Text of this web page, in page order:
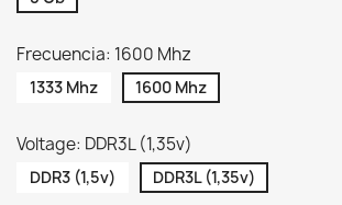
Frecuencia: 1600 Mhz
1333 Mhz 1600 Mhz
Voltage: DDR3L (1,35v)
DDR3 (1,5v) DDR3L (1,35v)